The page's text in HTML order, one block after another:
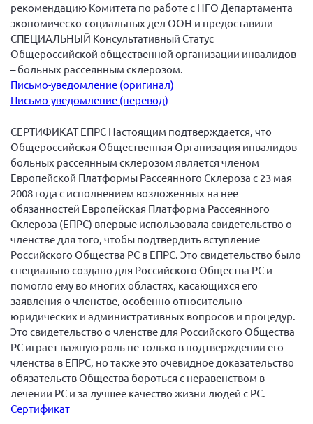
рекомендацию Комитета по работе с НГО Департамента
экономическо-социальных дел ООН и предоставили
СПЕЦИАЛЬНЫЙ Консультативный Статус
Общероссийской общественной организации инвалидов
– больных рассеянным склерозом.
Письмо-уведомление (оригинал)
Письмо-уведомление (перевод)
СЕРТИФИКАТ ЕПРС Настоящим подтверждается, что
Общероссийская Общественная Организация инвалидов
больных рассеянным склерозом является членом
Европейской Платформы Рассеянного Склероза с 23 мая
2008 года с исполнением возложенных на нее
обязанностей Европейская Платформа Рассеянного
Склероза (ЕПРС) впервые использовала свидетельство о
членстве для того, чтобы подтвердить вступление
Российского Общества РС в ЕПРС. Это свидетельство было
специально создано для Российского Общества РС и
помогло ему во многих областях, касающихся его
заявления о членстве, особенно относительно
юридических и административных вопросов и процедур.
Это свидетельство о членстве для Российского Общества
РС играет важную роль не только в подтверждении его
членства в ЕПРС, но также это очевидное доказательство
обязательств Общества бороться с неравенством в
лечении РС и за лучшее качество жизни людей с РС.
Сертификат